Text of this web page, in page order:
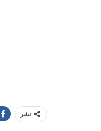
نشر